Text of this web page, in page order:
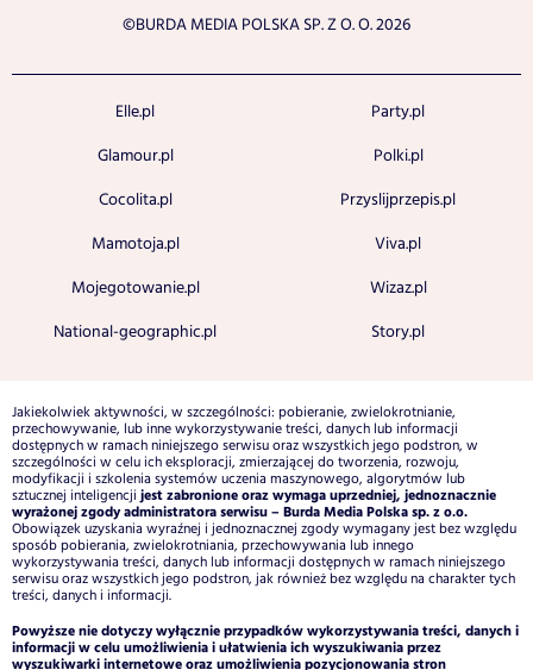
©BURDA MEDIA POLSKA SP. Z O. O. 2026
Elle.pl
Glamour.pl
Cocolita.pl
Mamotoja.pl
Mojegotowanie.pl
National-geographic.pl
Party.pl
Polki.pl
Przyslijprzepis.pl
Viva.pl
Wizaz.pl
Story.pl
Jakiekolwiek aktywności, w szczególności: pobieranie, zwielokrotnianie,
przechowywanie, lub inne wykorzystywanie treści, danych lub informacji
dostępnych w ramach niniejszego serwisu oraz wszystkich jego podstron, w
szczególności w celu ich eksploracji, zmierzającej do tworzenia, rozwoju,
modyfikacji i szkolenia systemów uczenia maszynowego, algorytmów lub
sztucznej inteligencji jest zabronione oraz wymaga uprzedniej, jednoznacznie
wyrażonej zgody administratora serwisu – Burda Media Polska sp. z o.o.
Obowiązek uzyskania wyraźnej i jednoznacznej zgody wymagany jest bez względu
sposób pobierania, zwielokrotniania, przechowywania lub innego
wykorzystywania treści, danych lub informacji dostępnych w ramach niniejszego
serwisu oraz wszystkich jego podstron, jak również bez względu na charakter tych
treści, danych i informacji.
Powyższe nie dotyczy wyłącznie przypadków wykorzystywania treści, danych i
informacji w celu umożliwienia i ułatwienia ich wyszukiwania przez
wyszukiwarki internetowe oraz umożliwienia pozycjonowania stron